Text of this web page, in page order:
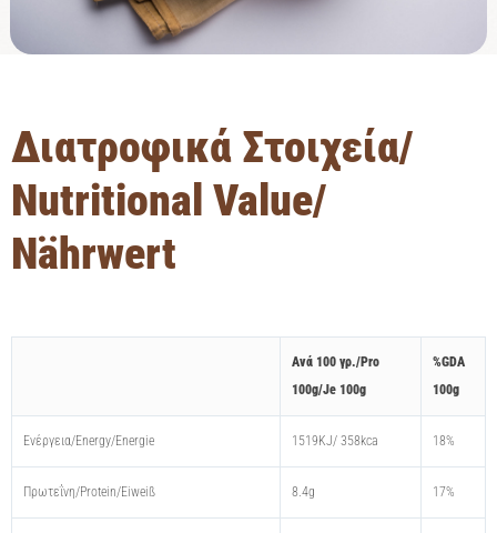
Διατροφικά Στοιχεία/
Νutritional Value/
Nährwert
Aνά 100 γρ./Pro
100g/Je 100g
%GDA
100g
Ενέργεια/Energy/Energie 1519KJ/ 358kca 18%
Πρωτεΐνη/Protein/Eiweiß 8.4g 17%